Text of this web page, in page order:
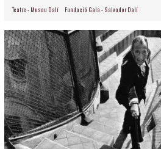
Teatre - Museu Dalí Fundació Gala - Salvador Dalí